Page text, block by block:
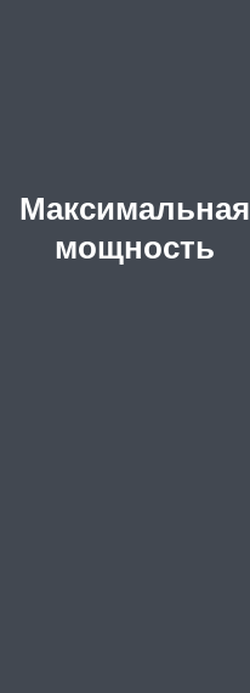
Максимальная
мощность